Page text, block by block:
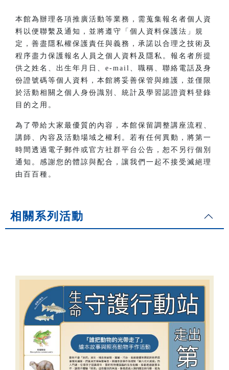
本館為辦理各項推廣活動等業務，需蒐集報名者個人資
料以便聯繫及通知，並將遵守「個人資料保護法」規
定，善盡隱私權保護責任與義務，承諾以合理之技術及
程序盡力保護報名人員之個人資料及隱私。報名者所提
供之姓名、出生年月日、e-mail、職稱、聯絡電話及身
份證號碼等個人資料，本館將妥善保管與維護，並僅限
於活動相關之個人身份識別、統計及學習認證資料登錄
目的之用。
為了帶給大家最優質的內容，本館保留調整講座流程、
講師、內容及活動場域之權利。若有任何異動，將第一
時間透過電子郵件或官方社群平台公告，恕不另行個別
通知。感謝您的體諒與配合，讓我們一起不接受滅絕理
由百百種。
相關系列活動